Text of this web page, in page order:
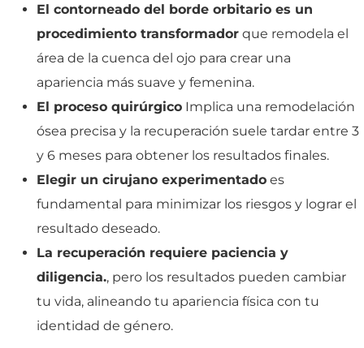
El contorneado del borde orbitario es un
procedimiento transformador que remodela el
área de la cuenca del ojo para crear una
apariencia más suave y femenina.
El proceso quirúrgico Implica una remodelación
ósea precisa y la recuperación suele tardar entre 3
y 6 meses para obtener los resultados finales.
Elegir un cirujano experimentado es
fundamental para minimizar los riesgos y lograr el
resultado deseado.
La recuperación requiere paciencia y
diligencia., pero los resultados pueden cambiar
tu vida, alineando tu apariencia física con tu
identidad de género.